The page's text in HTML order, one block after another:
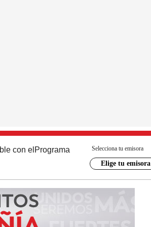
con el Programa Selecciona tu emisora
Elige tu emisora